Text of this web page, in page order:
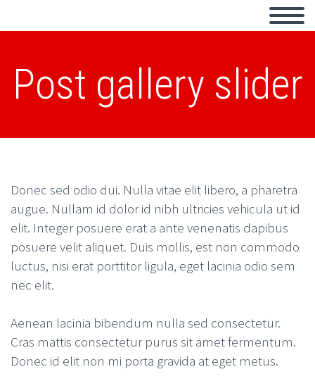
Post gallery slider
Donec sed odio dui. Nulla vitae elit libero, a pharetra
augue. Nullam id dolor id nibh ultricies vehicula ut id
elit. Integer posuere erat a ante venenatis dapibus
posuere velit aliquet. Duis mollis, est non commodo
luctus, nisi erat porttitor ligula, eget lacinia odio sem
nec elit.
Aenean lacinia bibendum nulla sed consectetur.
Cras mattis consectetur purus sit amet fermentum.
Donec id elit non mi porta gravida at eget metus.